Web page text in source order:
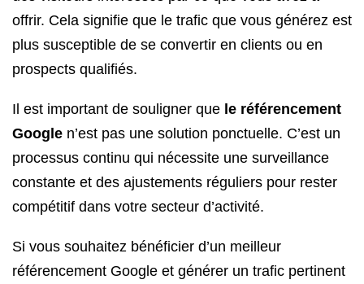
offrir. Cela signifie que le trafic que vous générez est
plus susceptible de se convertir en clients ou en
prospects qualifiés.
Il est important de souligner que le référencement
Google n’est pas une solution ponctuelle. C’est un
processus continu qui nécessite une surveillance
constante et des ajustements réguliers pour rester
compétitif dans votre secteur d’activité.
Si vous souhaitez bénéficier d’un meilleur
référencement Google et générer un trafic pertinent